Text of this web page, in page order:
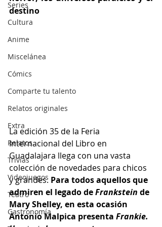
Series
Cultura
Anime
Miscelánea
Cómics
Comparte tu talento
Relatos originales
Extra
Relatos
Trivias
Videojuegos
Teatro
Gastronomía
destino
La edición 35 de la Feria
Internacional del Libro en
Guadalajara llega con una vasta
colección de novedades para chicos
y grandes. Para todos aquellos que
admiren el legado de Frankstein de
Mary Shelley, en esta ocasión
Antonio Malpica presenta Frankie.